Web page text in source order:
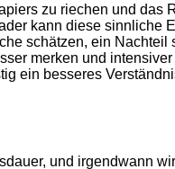
zu riechen und das
kann diese sinnliche
schätzen, ein
merken und
ein besseres
und irgendwann